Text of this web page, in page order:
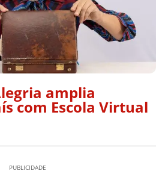
amplia
com Escola Virtual
PUBLICIDADE